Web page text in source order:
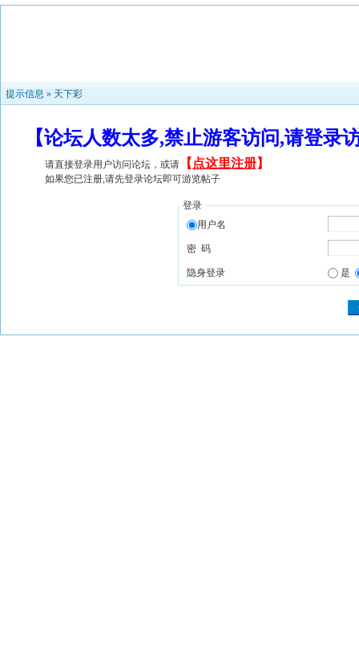
提示信息 » 天下彩
【论坛人数太多,禁止游客访问,请登
请直接登录用户访问论坛，或请 【 点这里注册】
如果您已注册,请先登录论坛即可游览帖子
登录
用户名
密 码
隐身登录 是